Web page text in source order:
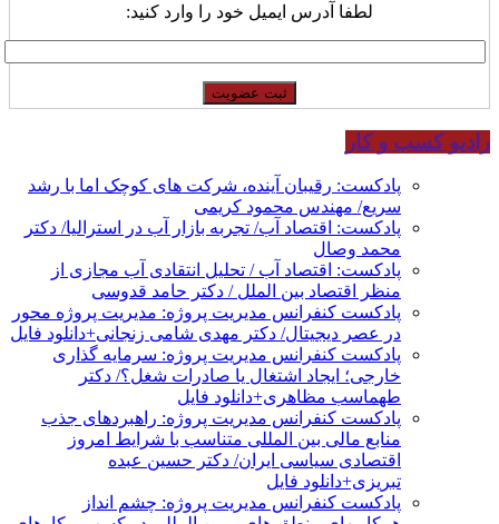
لطفا آدرس ایمیل خود را وارد کنید:
رادیو کسب و کار
پادکست: رقیبان آینده، شرکت های کوچک اما با رشد
سریع/ مهندس محمود کریمی
پادکست: اقتصاد آب/ تجربه بازار آب در استرالیا/ دکتر
محمد وصال
پادکست: اقتصاد آب / تحلیل انتقادی آب مجازی از
منظر اقتصاد بین الملل / دکتر حامد قدوسی
پادکست کنفرانس مدیریت پروژه: مدیریت پروژه محور
در عصر دیجیتال/ دکتر مهدی شامی زنجانی+دانلود فایل
پادکست کنفرانس مدیریت پروژه: سرمایه گذاری
خارجی؛ ایجاد اشتغال یا صادرات شغل؟/ دکتر
طهماسب مظاهری+دانلود فایل
پادکست کنفرانس مدیریت پروژه: راهبردهای جذب
منابع مالی بین المللی متناسب با شرایط امروز
اقتصادی سیاسی ایران/ دکتر حسین عبده
تبریزی+دانلود فایل
پادکست کنفرانس مدیریت پروژه: چشم انداز